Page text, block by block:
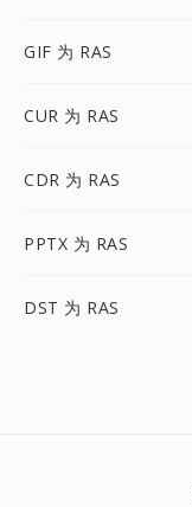
GIF 为 RAS
CUR 为 RAS
CDR 为 RAS
PPTX 为 RAS
DST 为 RAS